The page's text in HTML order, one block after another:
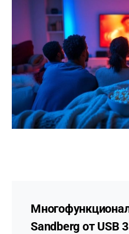
Sandberg от USB